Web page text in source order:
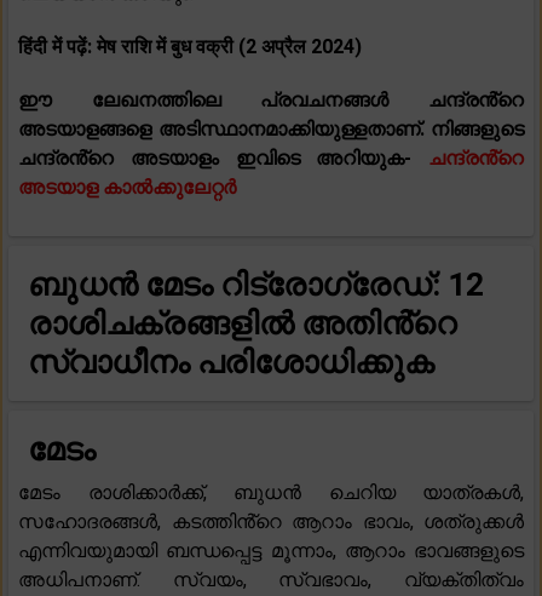
हिंदी में पढ़ें: मेष राशि में बुध वक्री (2 अप्रैल 2024)
ഈ ലേഖനത്തിലെ പ്രവചനങ്ങൾ ചന്ദ്രൻ്റെ
അടയാളങ്ങളെ അടിസ്ഥാനമാക്കിയുള്ളതാണ്. നിങ്ങളുടെ
ചന്ദ്രൻ്റെ അടയാളം ഇവിടെ അറിയുക- ചന്ദ്രൻ്റെ
അടയാള കാൽക്കുലേറ്റർ
ബുധൻ മേടം റിട്രോഗ്രേഡ്: 12
രാശിചക്രങ്ങളിൽ അതിൻ്റെ
സ്വാധീനം പരിശോധിക്കുക
മേടം
മേടം രാശിക്കാർക്ക്, ബുധൻ ചെറിയ യാത്രകൾ,
സഹോദരങ്ങൾ, കടത്തിൻ്റെ ആറാം ഭാവം, ശത്രുക്കൾ
എന്നിവയുമായി ബന്ധപ്പെട്ട മൂന്നാം, ആറാം ഭാവങ്ങളുടെ
അധിപനാണ്. സ്വയം, സ്വഭാവം, വ്യക്തിത്വം